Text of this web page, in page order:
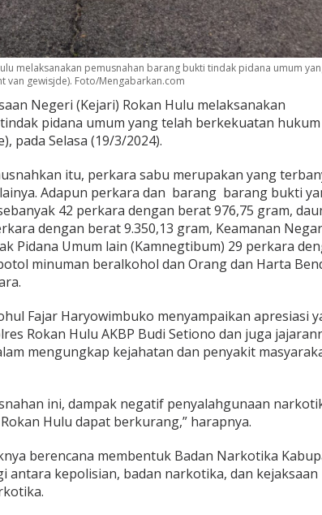
melaksanakan pemusnahan barang bukti tindak pidana umum
van gewisjde). Foto/Mengabarkan.com
Negeri (Kejari) Rokan Hulu melaksanakan
pidana umum yang telah berkekuatan hukum
pada Selasa (19/3/2024).
itu, perkara sabu merupakan yang
Adapun perkara dan barang barang bukti
42 perkara dengan berat 976,75 gram,
dengan berat 9.350,13 gram, Keamanan
Pidana Umum lain (Kamnegtibum) 29 perkara
minuman beralkohol dan Orang dan Harta
Fajar Haryowimbuko menyampaikan apresiasi
Rokan Hulu AKBP Budi Setiono dan juga
mengungkap kejahatan dan penyakit
ini, dampak negatif penyalahgunaan
Hulu dapat berkurang,” harapnya.
berencana membentuk Badan Narkotika
antara kepolisian, badan narkotika, dan kejaksaan